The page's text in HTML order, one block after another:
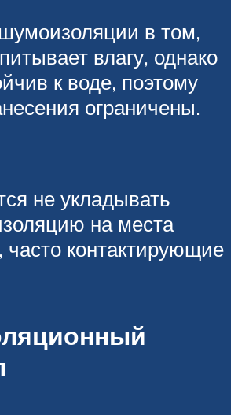
в том,
влагу, однако
к воде, поэтому
ограничены.
не укладывать
на места
часто контактирующие